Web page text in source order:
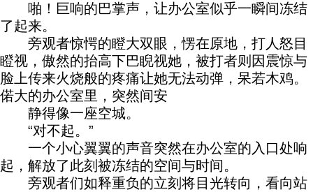
啪！巨响的巴掌声，让办公室似乎一瞬间冻结
了起来。
旁观者惊愕的瞪大双眼，愣在原地，打人怒目
瞪视，傲然的抬高下巴睨视她，被打者则因震惊与
脸上传来火烧般的疼痛让她无法动弹，呆若木鸡。
偌大的办公室里，突然间安
静得像一座空城。
“对不起。”
一个小心翼翼的声音突然在办公室的入口处响
起，解放了此刻被冻结的空间与时间。
旁观者们如释重负的立刻将目光转向，看向站